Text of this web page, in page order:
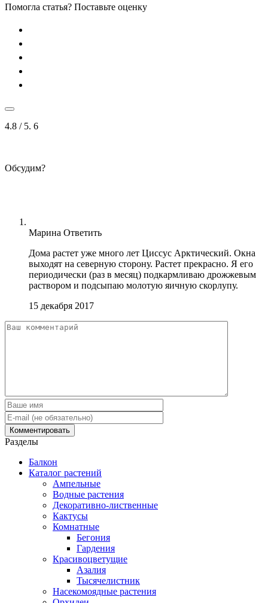
Помогла статья? Поставьте оценку
4.8 / 5. 6
Обсудим?
Марина Ответить
Дома растет уже много лет Циссус Арктический. Окна
выходят на северную сторону. Растет прекрасно. Я его
периодически (раз в месяц) подкармливаю дрожжевым
раствором и подсыпаю молотую яичную скорлупу.
15 декабря 2017
Разделы
Балкон
Каталог растений
Ампельные
Водные растения
Декоративно-лиственные
Кактусы
Комнатные
Бегония
Гардения
Красивоцветущие
Азалия
Тысячелистник
Насекомоядные растения